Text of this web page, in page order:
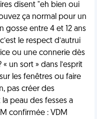
disent "eh bien oui
ça normal pour un
gosse entre 4 et 12 ans
le respect d’autrui
ou une connerie dès
un sort » dans l’esprit
les fenêtres ou faire
pas créer des
peau des fesses a
confirmée : VDM